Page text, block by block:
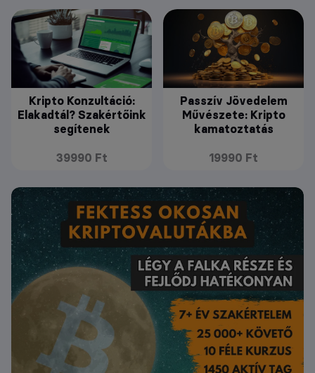
Kripto Konzultáció:
Elakadtál? Szakértőink
segítenek
39990 Ft
Passzív Jövedelem
Művészete: Kripto
kamatoztatás
19990 Ft